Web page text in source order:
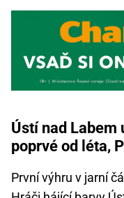
Ústí nad Labem
poprvé od léta,
První výhru v jarní